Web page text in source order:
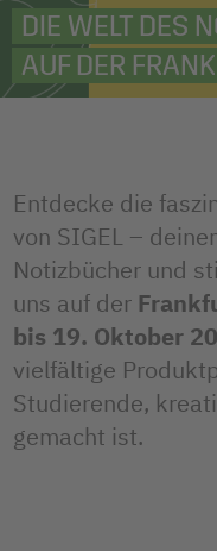
DIE WELT DES
AUF DER
Entdecke die
von SIGEL –
Notizbücher und
uns auf der
bis 19. Oktober
vielfältige
Studierende,
gemacht ist.